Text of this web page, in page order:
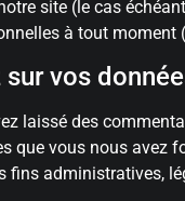
site (le cas
à tout
vos
laissé des
que vous nous avez
fins administratives,